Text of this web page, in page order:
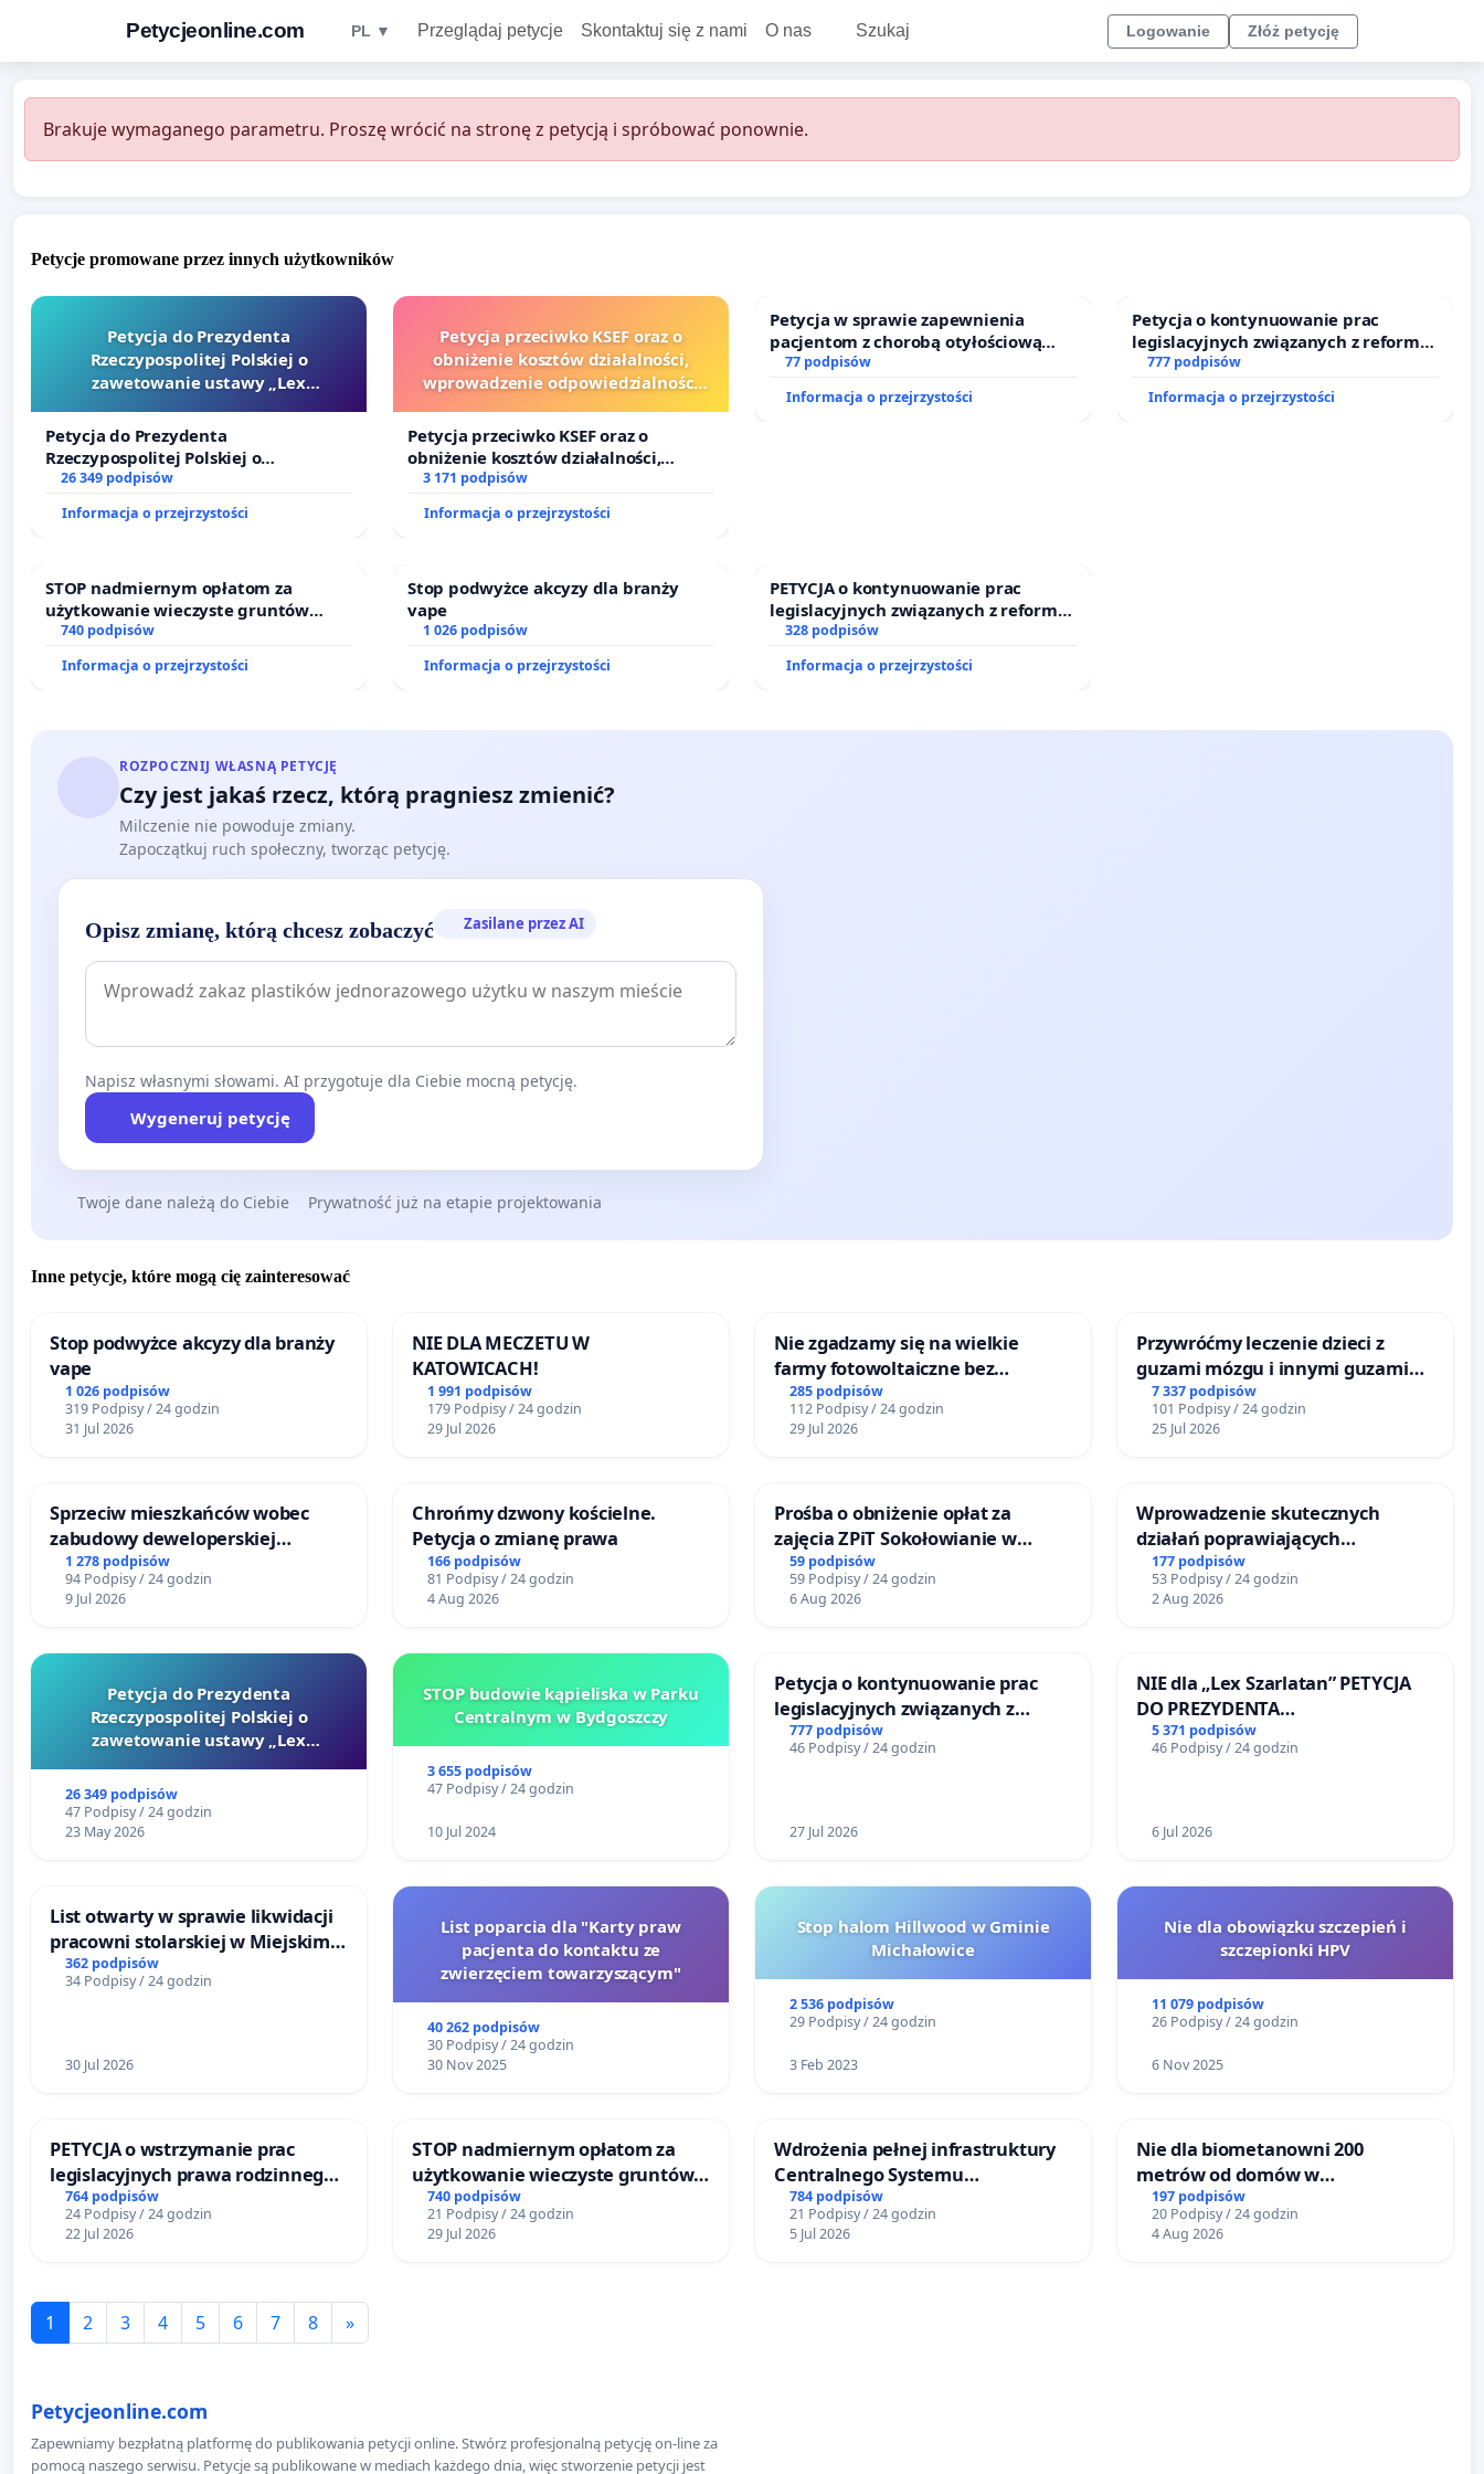
Petycjeonline.com PL ▼ Przeglądaj petycje Skontaktuj się z nami O nas Szukaj Logowanie Złóż petycję
Brakuje wymaganego parametru. Proszę wrócić na stronę z petycją i spróbować ponownie.
Petycje promowane przez innych użytkowników
Petycja do Prezydenta
Rzeczypospolitej Polskiej o
zawetowanie ustawy „Lex
Petycja do Prezydenta
Rzeczypospolitej Polskiej o
zawetowanie ustawy „Lex Szarlatan”
26 349 podpisów
Informacja o przejrzystości
Petycja przeciwko KSEF oraz o
obniżenie kosztów działalności,
wprowadzenie odpowiedzialności
sędziów
Petycja przeciwko KSEF oraz o
obniżenie kosztów działalności,
wprowadzenie odpowiedzialności
finansowej kluczowych urzędników i
sędziów
3 171 podpisów
Informacja o przejrzystości
Petycja w sprawie zapewnienia
pacjentom z chorobą otyłościową
dostępu do kompleksowego leczenia
oraz programów profilaktycznych.
77 podpisów
Informacja o przejrzystości
Petycja o kontynuowanie prac
legislacyjnych związanych z reformą
prawa rodzinnego
777 podpisów
Informacja o przejrzystości
STOP nadmiernym opłatom za
użytkowanie wieczyste gruntów
zajmowanych przez rodzinne ogrody
działkowe.
740 podpisów
Informacja o przejrzystości
Stop podwyżce akcyzy dla branży
vape
1 026 podpisów
Informacja o przejrzystości
PETYCJA o kontynuowanie prac
legislacyjnych związanych z reformą
prawa rodzinnego
328 podpisów
Informacja o przejrzystości
ROZPOCZNIJ WŁASNĄ PETYCJĘ
Czy jest jakaś rzecz, którą pragniesz zmienić?
Milczenie nie powoduje zmiany.
Zapoczątkuj ruch społeczny, tworząc petycję.
Opisz zmianę, którą chcesz zobaczyć Zasilane przez AI
Napisz własnymi słowami. AI przygotuje dla Ciebie mocną petycję.
Wygeneruj petycję
Twoje dane należą do Ciebie Prywatność już na etapie projektowania
Inne petycje, które mogą cię zainteresować
Stop podwyżce akcyzy dla branży
vape
1 026 podpisów
319 Podpisy / 24 godzin
31 Jul 2026
NIE DLA MECZETU W
KATOWICACH!
1 991 podpisów
179 Podpisy / 24 godzin
29 Jul 2026
Nie zgadzamy się na wielkie
farmy fotowoltaiczne bez
rzetelnych analiz i akceptacji
mieszkańców
285 podpisów
112 Podpisy / 24 godzin
29 Jul 2026
Przywróćmy leczenie dzieci z
guzami mózgu i innymi guzami
litymi do Górnośląskiego
Centrum Zdrowia Dziecka w
Katowicach
7 337 podpisów
101 Podpisy / 24 godzin
25 Jul 2026
Sprzeciw mieszkańców wobec
zabudowy deweloperskiej
terenow zielonych w rejonie
Bulwarów Straceńskich w Bielsku-
Białej
1 278 podpisów
94 Podpisy / 24 godzin
9 Jul 2026
Chrońmy dzwony kościelne.
Petycja o zmianę prawa
166 podpisów
81 Podpisy / 24 godzin
4 Aug 2026
Prośba o obniżenie opłat za
zajęcia ZPiT Sokołowianie w
Sokołowskim Ośrodku Kultury
59 podpisów
59 Podpisy / 24 godzin
6 Aug 2026
Wprowadzenie skutecznych
działań poprawiających
bezpieczeństwo na ulicy
Żeromskiego w Otwocku
177 podpisów
53 Podpisy / 24 godzin
2 Aug 2026
Petycja do Prezydenta
Rzeczypospolitej Polskiej o
zawetowanie ustawy „Lex
26 349 podpisów
47 Podpisy / 24 godzin
23 May 2026
STOP budowie kąpieliska w Parku
Centralnym w Bydgoszczy
3 655 podpisów
47 Podpisy / 24 godzin
10 Jul 2024
Petycja o kontynuowanie prac
legislacyjnych związanych z
reformą prawa rodzinnego
777 podpisów
46 Podpisy / 24 godzin
27 Jul 2026
NIE dla „Lex Szarlatan” PETYCJA
DO PREZYDENTA
RZECZYPOSPOLITEJ POLSKIEJ
5 371 podpisów
46 Podpisy / 24 godzin
6 Jul 2026
List otwarty w sprawie likwidacji
pracowni stolarskiej w Miejskim
Teatrze Miniatura w Gdańsku
362 podpisów
34 Podpisy / 24 godzin
30 Jul 2026
List poparcia dla "Karty praw
pacjenta do kontaktu ze
zwierzęciem towarzyszącym"
40 262 podpisów
30 Podpisy / 24 godzin
30 Nov 2025
Stop halom Hillwood w Gminie
Michałowice
2 536 podpisów
29 Podpisy / 24 godzin
3 Feb 2023
Nie dla obowiązku szczepień i
szczepionki HPV
11 079 podpisów
26 Podpisy / 24 godzin
6 Nov 2025
PETYCJA o wstrzymanie prac
legislacyjnych prawa rodzinnego
narażających ofiary przemocy
764 podpisów
24 Podpisy / 24 godzin
22 Jul 2026
STOP nadmiernym opłatom za
użytkowanie wieczyste gruntów
zajmowanych przez rodzinne
ogrody działkowe.
740 podpisów
21 Podpisy / 24 godzin
29 Jul 2026
Wdrożenia pełnej infrastruktury
Centralnego Systemu
Dynamicznej Informacji
Pasażerskiej (CSDiP) na stacji
kolejowej w Łomży
784 podpisów
21 Podpisy / 24 godzin
5 Jul 2026
Nie dla biometanowni 200
metrów od domów w
Biernatkach, gm. Wądroże
Wielkie
197 podpisów
20 Podpisy / 24 godzin
4 Aug 2026
1 2 3 4 5 6 7 8 »
Petycjeonline.com
Zapewniamy bezpłatną platformę do publikowania petycji online. Stwórz profesjonalną petycję on-line za
pomocą naszego serwisu. Petycje są publikowane w mediach każdego dnia, więc stworzenie petycji jest